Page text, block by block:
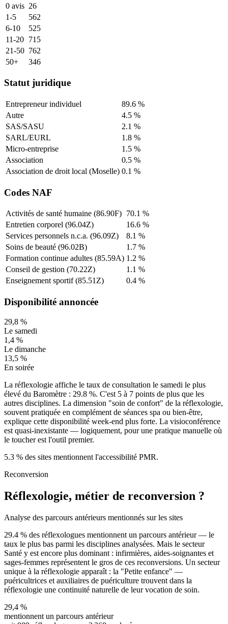
0 avis 26
1-5
562
6-10
525
11-20 715
21-50 762
50+
346
Statut juridique
Entrepreneur individuel 89.6 %
Autre
4.5 %
SAS/SASU
2.1 %
SARL/EURL
1.8 %
Micro-entreprise
1.5 %
Association
0.5 %
Association de droit local (Moselle) 0.1 %
Codes NAF
Activités de santé humaine (86.90F) 70.1 %
Entretien corporel (96.04Z)
16.6 %
Services personnels n.c.a. (96.09Z)
8.1 %
Soins de beauté (96.02B)
1.7 %
Formation continue adultes (85.59A) 1.2 %
Conseil de gestion (70.22Z)
1.1 %
Enseignement sportif (85.51Z)
0.4 %
Disponibilité annoncée
29,8 %
Le samedi
1,4 %
Le dimanche
13,5 %
En soirée
La réflexologie affiche le taux de consultation le samedi le plus
élevé du Baromètre : 29.8 %. C'est 5 à 7 points de plus que les
autres disciplines. La dimension "soin de confort" de la réflexologie,
souvent pratiquée en complément de séances spa ou bien-être,
explique cette disponibilité week-end plus forte. La visioconférence
est quasi-inexistante — logiquement, pour une pratique manuelle où
le toucher est l'outil premier.
5.3 % des sites mentionnent l'accessibilité PMR.
Reconversion
Réflexologie, métier de reconversion ?
Analyse des parcours antérieurs mentionnés sur les sites
29.4 % des réflexologues mentionnent un parcours antérieur — le
taux le plus bas parmi les disciplines analysées. Mais le secteur
Santé y est encore plus dominant : infirmières, aides-soignantes et
sages-femmes représentent le gros de ces reconversions. Un secteur
unique à la réflexologie apparaît : la "Petite enfance" —
puéricultrices et auxiliaires de puériculture trouvent dans la
réflexologie une continuité naturelle de leur vocation de soin.
29,4 %
mentionnent un parcours antérieur